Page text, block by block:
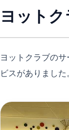
ヨット
ヨットクラブの
ビスがありました